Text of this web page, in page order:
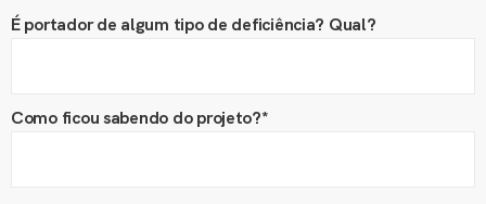
É portador de algum tipo de deficiência? Qual?
Como ficou sabendo do projeto?*